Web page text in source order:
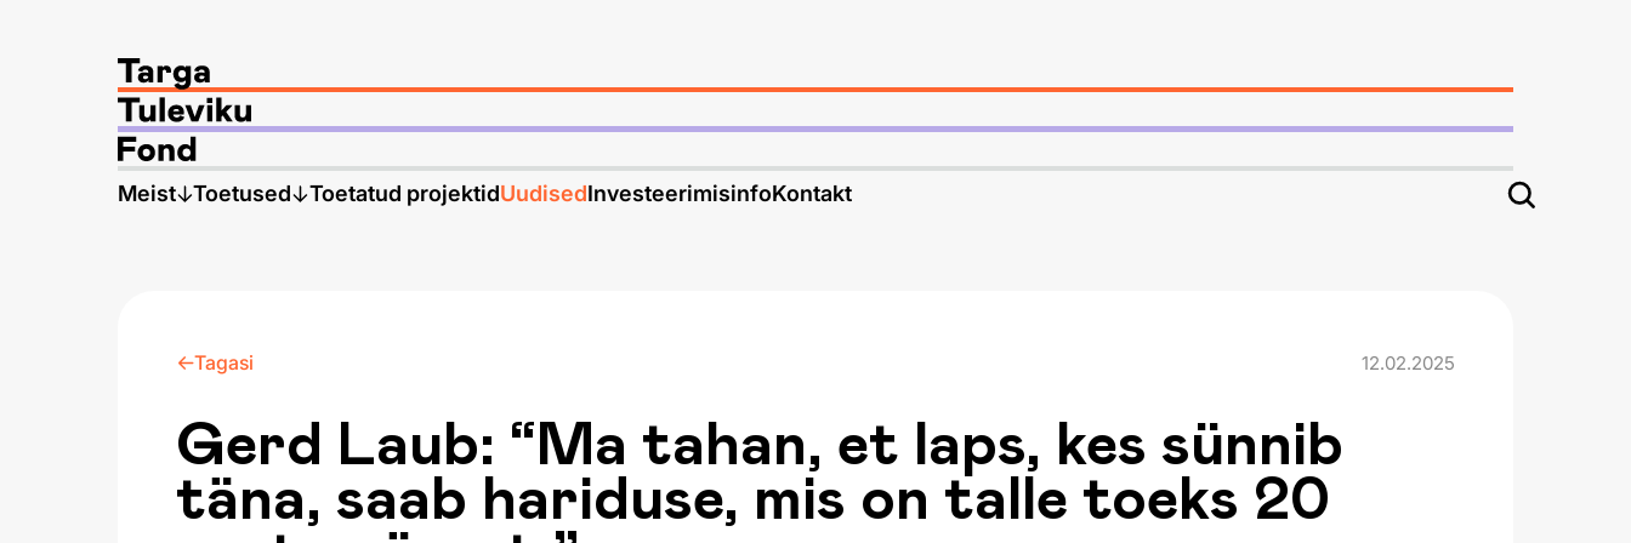
Meist Toetused Toetatud projektidUudisedInvesteerimisinfoKontakt
Tagasi 12.02.2025
Gerd Laub: “Ma tahan, et laps, kes sünnib
täna, saab hariduse, mis on talle toeks 20